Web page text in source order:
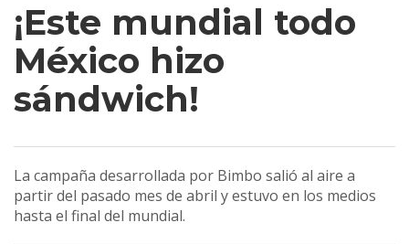
¡Este mundial todo
México hizo
sándwich!
La campaña desarrollada por Bimbo salió al aire a
partir del pasado mes de abril y estuvo en los medios
hasta el final del mundial.